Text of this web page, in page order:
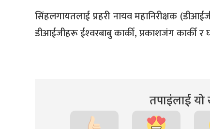
सिंहलगायतलाई प्रहरी नायव महानिरीक्षक
डीआईजीहरू ईश्‍वरबाबु कार्की, प्रकाशजंग कार्की
तपाइंलाई यो